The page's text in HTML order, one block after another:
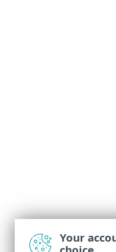
Your